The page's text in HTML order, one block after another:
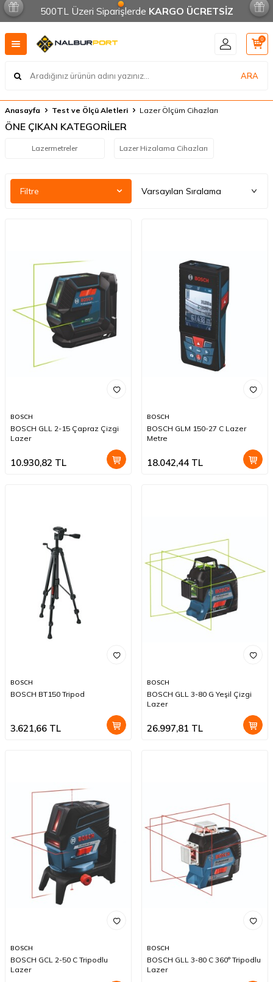
500TL Üzeri Siparişlerde KARGO ÜCRETSİZ
ARA
0
Anasayfa Test ve Ölçü Aletleri Lazer Ölçüm Cihazları
ÖNE ÇIKAN KATEGORİLER
Lazermetreler Lazer Hizalama Cihazları
Filtre
BOSCH
BOSCH GLL 2-15 Çapraz Çizgi
Lazer
10.930,82 TL
BOSCH
BOSCH GLM 150-27 C Lazer
Metre
18.042,44 TL
BOSCH
BOSCH BT150 Tripod
3.621,66 TL
BOSCH
BOSCH GLL 3-80 G Yeşil Çizgi
Lazer
26.997,81 TL
BOSCH
BOSCH GCL 2-50 C Tripodlu
Lazer
BOSCH
BOSCH GLL 3-80 C 360° Tripodlu
Lazer